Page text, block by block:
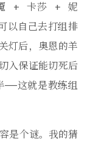
+ 卡莎 + 妮
以自己去打组排
灯后，奥恩的羊
入保证能切死后
这就是教练组
是个谜。我的猜